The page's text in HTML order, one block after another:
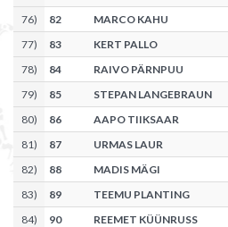
76) 82 MARCO KAHU
77) 83 KERT PALLO
78) 84 RAIVO PÄRNPUU
79) 85 STEPAN LANGEBRAUN
80) 86 AAPO TIIKSAAR
81) 87 URMAS LAUR
82) 88 MADIS MÄGI
83) 89 TEEMU PLANTING
84) 90 REEMET KÜÜNRUSS